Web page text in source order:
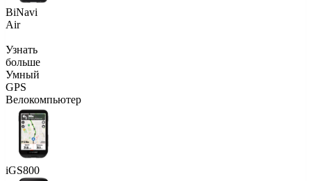
BiNavi
Air
Узнать
больше
Умный
GPS
Велокомпьютер
iGS800